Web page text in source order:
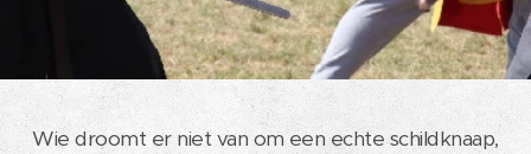
Wie droomt er niet van om een echte schildknaap,